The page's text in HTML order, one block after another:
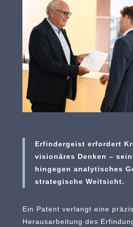
Erfindergeist erfordert
visionäres Denken –
hingegen analytisches
strategische Weitsicht.
Ein Patent verlangt eine
Herausarbeitung des